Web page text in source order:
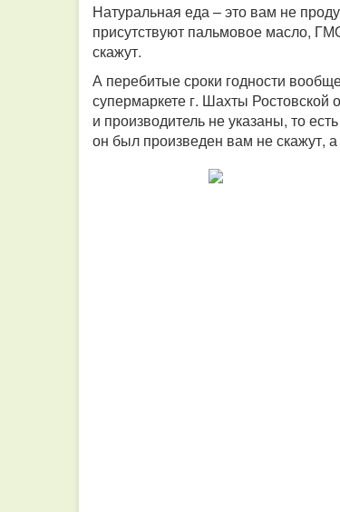
Натуральная еда – это вам не
присутствуют пальмовое масло,
скажут.
А перебитые сроки годности
супермаркете г. Шахты Ростовской
и производитель не указаны, то
он был произведен вам не скажут,